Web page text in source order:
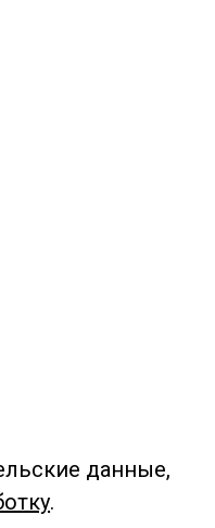
данные,
.